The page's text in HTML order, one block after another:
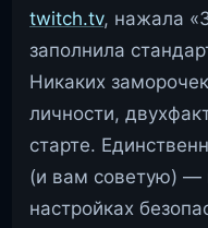
twitch.tv, нажала
заполнила
Никаких
личности,
старте.
(и вам советую) —
настройках